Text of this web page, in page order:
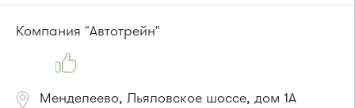
Компания "Автотрейн"
Менделеево, Льяловское шоссе, дом 1А